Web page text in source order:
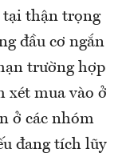
tại thận trọng
đầu cơ ngắn
trường hợp
xét mua vào ở
ở các nhóm
đang tích lũy